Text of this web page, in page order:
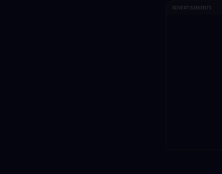
ADVERTISEMENTS